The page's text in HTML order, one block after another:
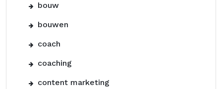
bouw
bouwen
coach
coaching
content marketing